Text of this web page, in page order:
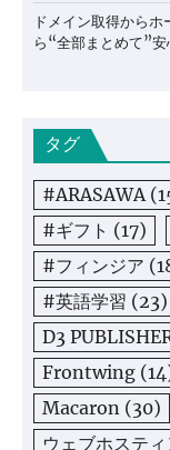
ドメイン取得から
ら“全部まとめて”安
タグ
#ARASAWA
#ギフト (17)
#フィンジア
#英語学習 (23)
D3
Frontwing
Macaron (30)
ウェブホステ